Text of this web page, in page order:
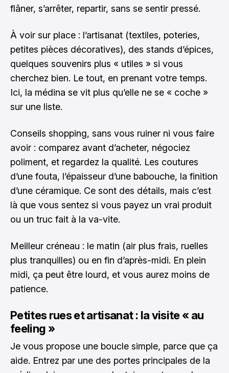
flâner, s’arrêter, repartir, sans se sentir pressé.
À voir sur place : l’artisanat (textiles, poteries,
petites pièces décoratives), des stands d’épices,
quelques souvenirs plus « utiles » si vous
cherchez bien. Le tout, en prenant votre temps.
Ici, la médina se vit plus qu’elle ne se « coche »
sur une liste.
Conseils shopping, sans vous ruiner ni vous faire
avoir : comparez avant d’acheter, négociez
poliment, et regardez la qualité. Les coutures
d’une fouta, l’épaisseur d’une babouche, la finition
d’une céramique. Ce sont des détails, mais c’est
là que vous sentez si vous payez un vrai produit
ou un truc fait à la va-vite.
Meilleur créneau : le matin (air plus frais, ruelles
plus tranquilles) ou en fin d’après-midi. En plein
midi, ça peut être lourd, et vous aurez moins de
patience.
Petites rues et artisanat : la visite « au
feeling »
Je vous propose une boucle simple, parce que ça
aide. Entrez par une des portes principales de la